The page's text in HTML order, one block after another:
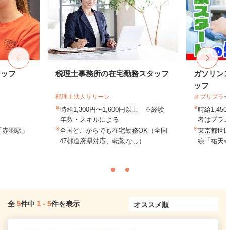
フ
羽駅」
税理士事務所の在宅勤務スタッフ
税理士法人サリーレ
時給1,300円〜1,600円以上 ※経験
年数・スキルによる
全国どこからでも在宅勤務OK（全国
47都道府県対応、転勤なし）
ガソリ
ッフ
オブリプ
時給
者はプラ
東京都世
線「祐天
全 5件中 1 - 5件を表示